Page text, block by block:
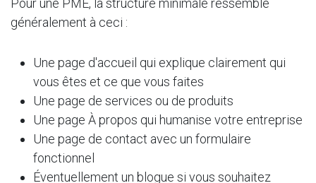
Pour une PME, la structure minimale ressemble
généralement à ceci :
Une page d'accueil qui explique clairement qui
vous êtes et ce que vous faites
Une page de services ou de produits
Une page À propos qui humanise votre entreprise
Une page de contact avec un formulaire
fonctionnel
Éventuellement un blogue si vous souhaitez